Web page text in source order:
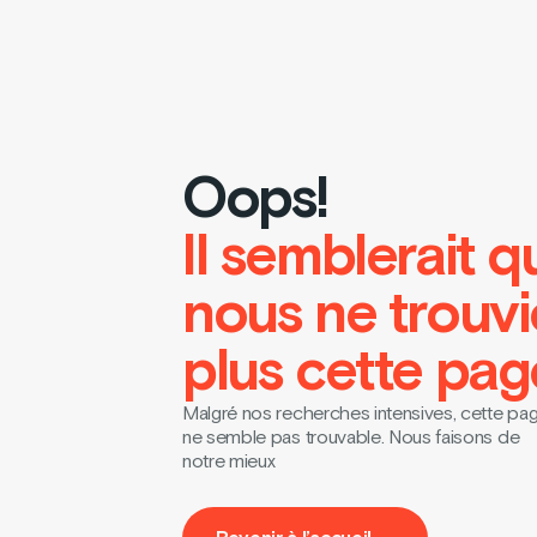
Oops!
Il semblerait
nous ne
plus cette
Malgré nos recherches intensives, cette
ne semble pas trouvable. Nous faisons de
notre mieux